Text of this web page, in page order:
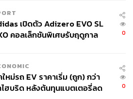
าดปรับตัวขึ้นอย่างแรงและรวดเร็ว
ที่เร่งตัวขึ้นอันเป็นผลจากราคา
พิ่มขึ้นสูงมาก สิ่งนี้จะทำให้สภาพ
ย่างแรง และทำให้เงินถูกถอนออก
มาร์จินลงอีก วนเป็นลูป และนั่น
งหลายถล่มทลายได้ ว่าที่จริง
ยิ่ง เพราะผลตอบแทนพันธบัตร
เปิดตัว Adizero EVO SL
คอลเล็กชันพิเศษรับฤดูกาล
0
หม่รถ EV ราคาเริ่ม (ถูก) กว่า
ฮบริด หลังต้นทุนแบตเตอรี่ลด
0